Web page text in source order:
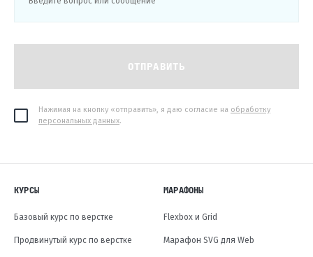
ОТПРАВИТЬ
Нажимая на кнопку «отправить», я даю согласие на обработку
персональных данных.
КУРСЫ
Базовый курс по верстке
Продвинутый курс по верстке
МАРАФОНЫ
Flexbox и Grid
Марафон SVG для Web